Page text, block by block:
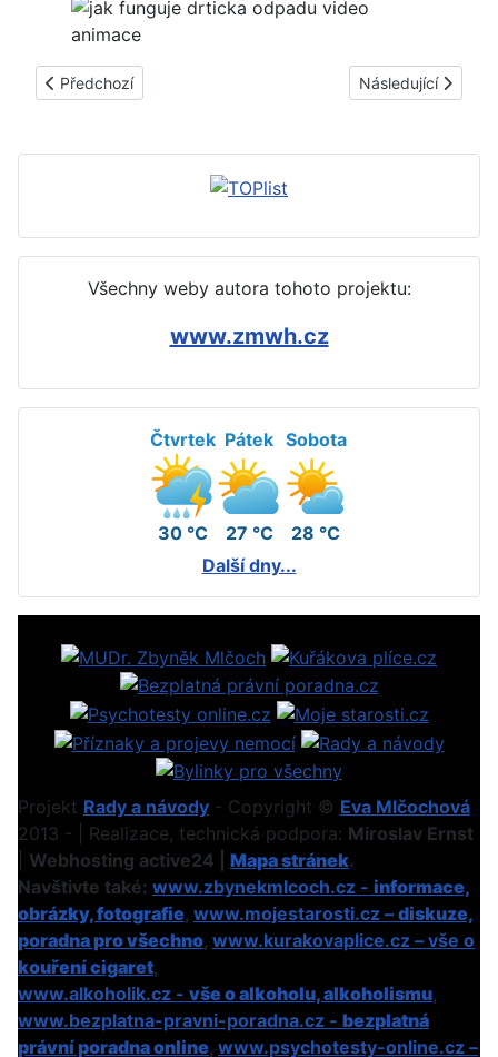
Předchozí článek: ► Jak se vyrábí taštičky s náplní - VIDEO,
Předchozí Další článek: ►
Následující
Všechny weby autora tohoto projektu:
www.zmwh.cz
Čtvrtek
30 °C
Pátek
27 °C
Sobota
28 °C
Další dny...
Projekt Rady a návody - Copyright © Eva Mlčochová
2013 - | Realizace, technická podpora: Miroslav Ernst
Webhosting active24 | Mapa stránek.
Navštivte také: www.zbynekmlcoch.cz - informace,
obrázky, fotografie, www.mojestarosti.cz – diskuze,
poradna pro všechno, www.kurakovaplice.cz – vše o
kouření cigaret,
www.alkoholik.cz - vše o alkoholu, alkoholismu,
www.bezplatna-pravni-poradna.cz - bezplatná
právní poradna online, www.psychotesty-online.cz –